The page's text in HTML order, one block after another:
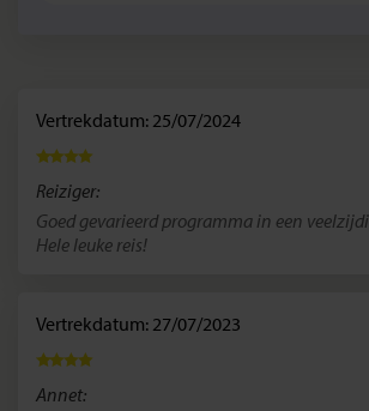
Vertrekdatum: 25/07/2024
Reiziger:
Goed gevarieerd programma in een
Hele leuke reis!
Vertrekdatum: 27/07/2023
Annet: